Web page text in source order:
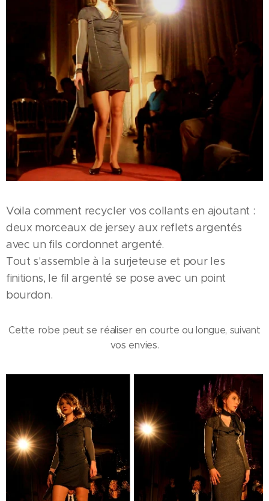
Voila comment recycler vos collants en ajoutant :
deux morceaux de jersey aux reflets argentés
avec un fils cordonnet argenté.
Tout s'assemble à la surjeteuse et pour les
finitions, le fil argenté se pose avec un point
bourdon.
Cette robe peut se réaliser en courte ou longue, suivant
vos envies.